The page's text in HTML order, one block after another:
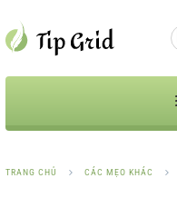
TRANG CHỦ CÁC MẸO KHÁC